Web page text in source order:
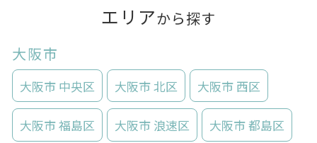
エリアから探す
大阪市
大阪市 中央区 大阪市 北区 大阪市 西区
大阪市 福島区 大阪市 浪速区 大阪市 都島区